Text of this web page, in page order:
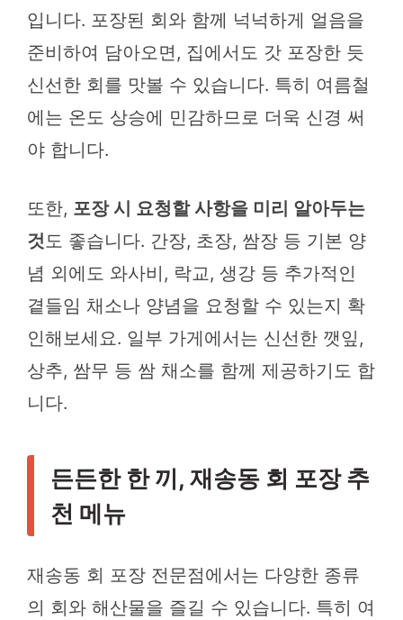
입니다. 포장된 회와 함께 넉넉하게 얼음을
준비하여 담아오면, 집에서도 갓 포장한 듯
신선한 회를 맛볼 수 있습니다. 특히 여름철
에는 온도 상승에 민감하므로 더욱 신경 써
야 합니다.
또한, 포장 시 요청할 사항을 미리 알아두는
것도 좋습니다. 간장, 초장, 쌈장 등 기본 양
념 외에도 와사비, 락교, 생강 등 추가적인
곁들임 채소나 양념을 요청할 수 있는지 확
인해보세요. 일부 가게에서는 신선한 깻잎,
상추, 쌈무 등 쌈 채소를 함께 제공하기도 합
니다.
든든한 한 끼, 재송동 회 포장 추
천 메뉴
재송동 회 포장 전문점에서는 다양한 종류
의 회와 해산물을 즐길 수 있습니다. 특히 여